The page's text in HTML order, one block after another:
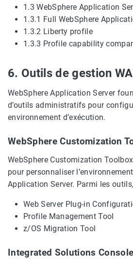
1.3 WebSphere Application
1.3.1 Full WebSphere
1.3.2 Liberty profile
1.3.3 Profile capability
6. Outils de gestion
WebSphere Application Server
d’outils administratifs pour
environnement d’exécution.
WebSphere Customization
WebSphere Customization
pour personnaliser
Application Server. Parmi les
Web Server Plug-in
Profile Management Tool
z/OS Migration Tool
Integrated Solutions Console